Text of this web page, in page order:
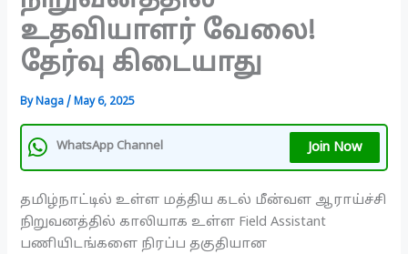
உதவியாளர் வேலை!
தேர்வு கிடையாது
ByNaga/May 6, 2025
WhatsApp Channel Join Now
தமிழ்நாட்டில் உள்ள மத்திய கடல் மீன்வள ஆராய்ச்சி
நிறுவனத்தில் காலியாக உள்ள Field Assistant
பணியிடங்களை நிரப்ப தகுதியான